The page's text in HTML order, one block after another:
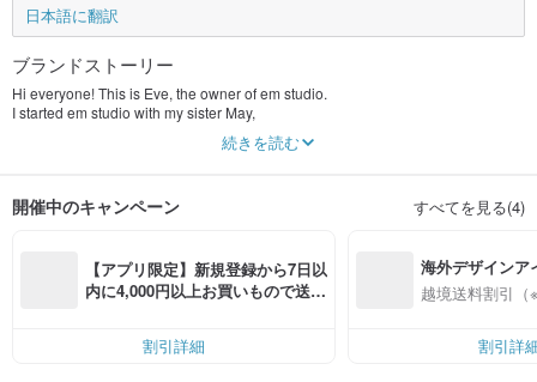
日本語に翻訳
ブランドストーリー
Hi everyone! This is Eve, the owner of em studio.
I started em studio with my sister May,
Eve and May, that's where the name "EM studio" comes from.
we believe you will fall in love with your jewelry as soon as you receive it,
続きを読む
開催中のキャンペーン すべてを見る(4)
【アプリ限定】新規登録から7日以
内に4,000円以上お買いもので送料
割引詳細
海外デザインア
入
越境送料割引（
割引詳